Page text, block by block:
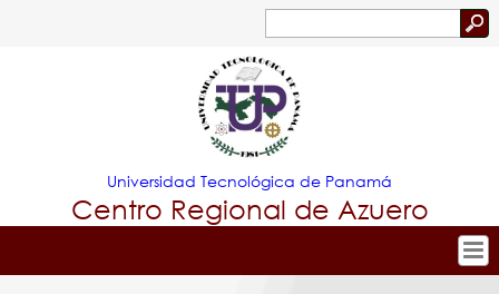
Jump to navigation
de
búsqueda
Universidad Tecnológica de Panamá
Centro Regional de Azuero